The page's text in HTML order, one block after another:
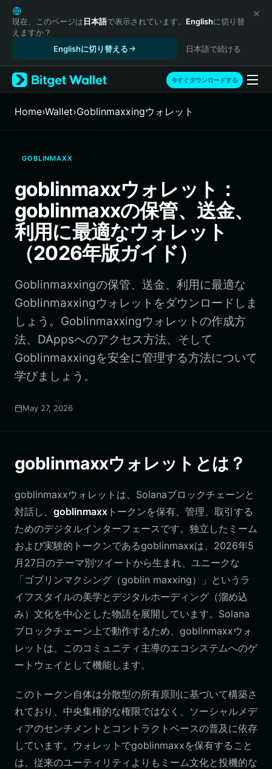
English
日本語
Tiếng Việt
Español (Latinoamérica)
Türkçe
Français
繁體中文
Bahasa Indonesia
ภาษาไทย
हिन्दी
Español
Português (Brasil)
現在、このページは日本語で表示されています。 Englishに切り替
えますか？
Englishに切り替える
日本語で続ける
今すぐダウンロードする
Home›Wallet›Goblinmaxxingウォレット
GOBLINMAXX
goblinmaxxウォレット：
goblinmaxxの保管、送金、
利用に最適なウォレット
（2026年版ガイド）
Goblinmaxxingの保管、送金、利用に最適な
Goblinmaxxingウォレットをダウンロードしま
しょう。Goblinmaxxingウォレットの作成方
法、DAppsへのアクセス方法、そして
Goblinmaxxingを安全に管理する方法について
学びましょう。
May 27, 2026
goblinmaxxウォレットとは？
goblinmaxxウォレットは、Solanaブロックチェーンと
対話し、 goblinmaxx トークンを保有、管理、取引する
ためのデジタルインターフェースです。独立したミーム
および実験的トークンであるgoblinmaxxは、2026年5
月27日のテーマ別ツイートから生まれ、ユニークな
「ゴブリンマクシング（goblin maxxing）」というラ
イフスタイルの美学とデジタルホーディング（溜め込
み）文化を中心とした物語を展開しています。Solana
ブロックチェーン上で動作するため、goblinmaxxウォ
レットは、このコミュニティ主導のエコシステムへのゲ
ートウェイとして機能します。
このトークン自体は分散型の所有原則に基づいて構築さ
れており、中央集権的な権限ではなく、ソーシャルメデ
ィアのセンチメントとコントラクトベースの普及に依存
しています。ウォレットでgoblinmaxxを保有すること
は、従来のユーティリティよりもミーム文化と投機的な